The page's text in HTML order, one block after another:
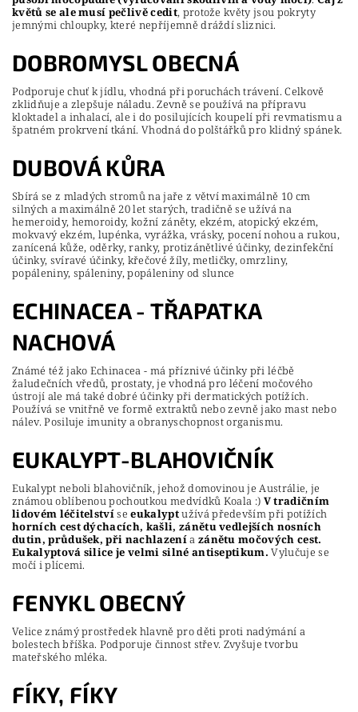
květů se ale musí pečlivě cedit, protože květy jsou pokryty
jemnými chloupky, které nepříjemně dráždí sliznici.
DOBROMYSL OBECNÁ
Podporuje chuť k jídlu, vhodná při poruchách trávení. Celkově
zklidňuje a zlepšuje náladu. Zevně se používá na přípravu
kloktadel a inhalací, ale i do posilujících koupelí při revmatismu a
špatném prokrvení tkání. Vhodná do polštářků pro klidný spánek.
DUBOVÁ KŮRA
Sbírá se z mladých stromů na jaře z větví maximálně 10 cm
silných a maximálně 20 let starých, tradičně se užívá na
hemeroidy, hemoroidy, kožní záněty, ekzém, atopický ekzém,
mokvavý ekzém, lupénka, vyrážka, vrásky, pocení nohou a rukou,
zanícená kůže, oděrky, ranky, protizánětlivé účinky, dezinfekční
účinky, svíravé účinky, křečové žíly, metličky, omrzliny,
popáleniny, spáleniny, popáleniny od slunce
ECHINACEA - TŘAPATKA
NACHOVÁ
Známé též jako Echinacea - má příznivé účinky při léčbě
žaludečních vředů, prostaty, je vhodná pro léčení močového
ústrojí ale má také dobré účinky při dermatických potížích.
Používá se vnitřně ve formě extraktů nebo zevně jako mast nebo
nálev. Posiluje imunity a obranyschopnost organismu.
EUKALYPT-BLAHOVIČNÍK
Eukalypt neboli blahovičník, jehož domovinou je Austrálie, je
známou oblíbenou pochoutkou medvídků Koala :) V tradičním
lidovém léčitelstvíseeukalyptužívá především při potížích
horních cest dýchacích, kašli, zánětu vedlejších nosních
dutin, průdušek, při nachlazenía zánětu močových cest.
Eukalyptová silice je velmi silné antiseptikum.Vylučuje se
močí i plícemi.
FENYKL OBECNÝ
Velice známý prostředek hlavně pro děti proti nadýmání a
bolestech bříška. Podporuje činnost střev. Zvyšuje tvorbu
mateřského mléka.
FÍKY, FÍKY